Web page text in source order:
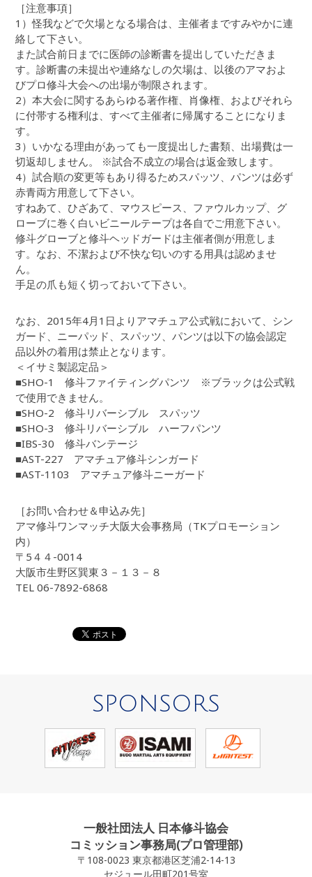
［注意事項］
1）怪我などで欠場となる場合は、主催者まですみやかに連
絡して下さい。
また試合前日までに医師の診断書を提出していただきま
す。診断書の未提出や連絡なしの欠場は、以後のアマおよ
びプロ修斗大会への出場が制限されます。
2）本大会に関するあらゆる著作権、肖像権、およびそれら
に付帯する権利は、すべて主催者に帰属することになりま
す。
3）いかなる理由があっても一度提出した書類、出場費は一
切返却しません。 ※試合不成立の場合は返金致します。
4）試合順の変更等もあり得るためスパッツ、パンツは必ず
赤青両方用意して下さい。
すねあて、ひざあて、マウスピース、ファウルカップ、グ
ローブに巻く白いビニールテープは各自でご用意下さい。
修斗グローブと修斗ヘッドガードは主催者側が用意しま
す。なお、不潔および不快な匂いのする用具は認めませ
ん。
手足の爪も短く切っておいて下さい。
なお、2015年4月1日よりアマチュア公式戦において、シン
ガード、ニーパッド、スパッツ、パンツは以下の協会認定
品以外の着用は禁止となります。
＜イサミ製認定品＞
■SHO-1 修斗ファイティングパンツ ※ブラックは公式戦
で使用できません。
■SHO-2 修斗リバーシブル スパッツ
■SHO-3 修斗リバーシブル ハーフパンツ
■IBS-30 修斗バンテージ
■AST-227 アマチュア修斗シンガード
■AST-1103 アマチュア修斗ニーガード
［お問い合わせ＆申込み先］
アマ修斗ワンマッチ大阪大会事務局（TKプロモーション
内）
〒5４４-0014
大阪市生野区巽東３－１３－８
TEL 06-7892-6868
SPONSORS
一般社団法人 日本修斗協会
コミッション事務局(プロ管理部)
〒108-0023 東京都港区芝浦2-14-13
セジュール田町201号室